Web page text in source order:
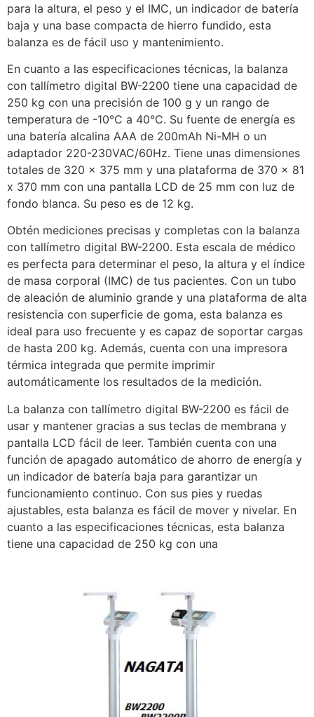
para la altura, el peso y el IMC, un indicador de batería
baja y una base compacta de hierro fundido, esta
balanza es de fácil uso y mantenimiento.
En cuanto a las especificaciones técnicas, la balanza
con tallímetro digital BW-2200 tiene una capacidad de
250 kg con una precisión de 100 g y un rango de
temperatura de -10°C a 40°C. Su fuente de energía es
una batería alcalina AAA de 200mAh Ni-MH o un
adaptador 220-230VAC/60Hz. Tiene unas dimensiones
totales de 320 x 375 mm y una plataforma de 370 x 81
x 370 mm con una pantalla LCD de 25 mm con luz de
fondo blanca. Su peso es de 12 kg.
Obtén mediciones precisas y completas con la balanza
con tallímetro digital BW-2200. Esta escala de médico
es perfecta para determinar el peso, la altura y el índice
de masa corporal (IMC) de tus pacientes. Con un tubo
de aleación de aluminio grande y una plataforma de alta
resistencia con superficie de goma, esta balanza es
ideal para uso frecuente y es capaz de soportar cargas
de hasta 200 kg. Además, cuenta con una impresora
térmica integrada que permite imprimir
automáticamente los resultados de la medición.
La balanza con tallímetro digital BW-2200 es fácil de
usar y mantener gracias a sus teclas de membrana y
pantalla LCD fácil de leer. También cuenta con una
función de apagado automático de ahorro de energía y
un indicador de batería baja para garantizar un
funcionamiento continuo. Con sus pies y ruedas
ajustables, esta balanza es fácil de mover y nivelar. En
cuanto a las especificaciones técnicas, esta balanza
tiene una capacidad de 250 kg con una